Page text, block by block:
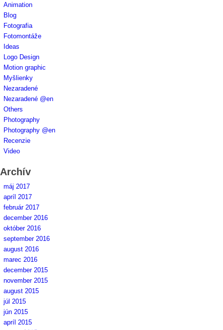
Animation
Blog
Fotografia
Fotomontáže
Ideas
Logo Design
Motion graphic
Myšlienky
Nezaradené
Nezaradené @en
Others
Photography
Photography @en
Recenzie
Video
Archív
máj 2017
apríl 2017
február 2017
december 2016
október 2016
september 2016
august 2016
marec 2016
december 2015
november 2015
august 2015
júl 2015
jún 2015
apríl 2015